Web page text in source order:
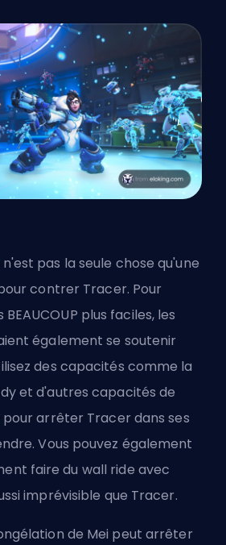
pas la seule chose qu'une
contrer Tracer. Pour
plus faciles, les
également se soutenir
des capacités comme la
et d'autres capacités de
arrêter Tracer dans ses
Vous pouvez également
faire du wall ride avec
imprévisible que Tracer.
de Mei peut arrêter